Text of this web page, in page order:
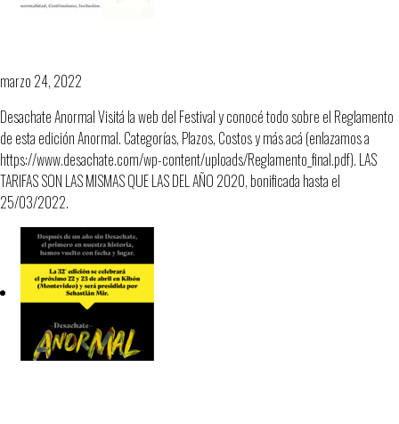
marzo 24, 2022
Desachate Anormal Visitá la web del Festival y conocé todo sobre el Reglamento
de esta edición Anormal. Categorías, Plazos, Costos y más acá (enlazamos a
https://www.desachate.com/wp-content/uploads/Reglamento_final.pdf). LAS
TARIFAS SON LAS MISMAS QUE LAS DEL AÑO 2020, bonificada hasta el
25/03/2022.